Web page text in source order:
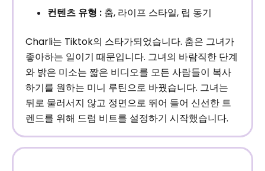
컨텐츠 유형 : 춤, 라이프 스타일, 립 동기
Charli는 Tiktok의 스타가되었습니다. 춤은 그녀가
좋아하는 일이기 때문입니다. 그녀의 바람직한 단계
와 밝은 미소는 짧은 비디오를 모든 사람들이 복사
하기를 원하는 미니 루틴으로 바꿨습니다. 그녀는
뒤로 물러서지 않고 정면으로 뛰어 들어 신선한 트
렌드를 위해 드럼 비트를 설정하기 시작했습니다.